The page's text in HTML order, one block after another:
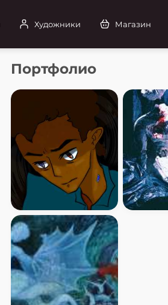
Художники Магазин
Портфолио